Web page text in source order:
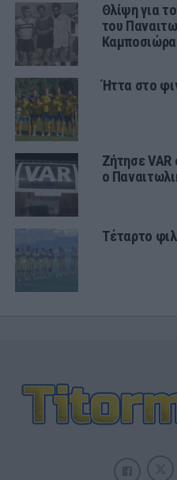
Θλίψη για
του
Καμποσιώρα
Ήττα στο
Ζήτησε
ο
Τέταρτο